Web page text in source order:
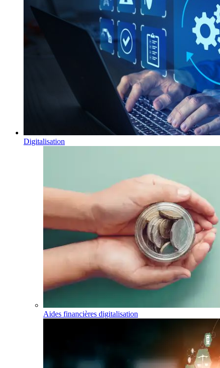
Digitalisation
Aides financières digitalisation